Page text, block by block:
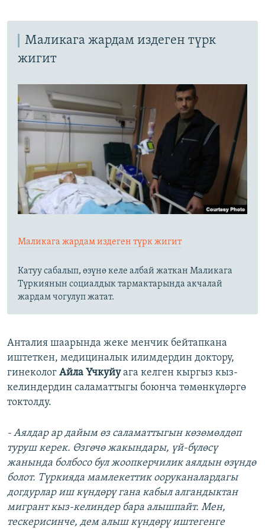
Маликага жардам издеген түрк
жигит
Маликага жардам издеген түрк жигит
Катуу сабалып, өзүнө келе албай жаткан Маликага
Түркиянын социалдык тармактарында акчалай
жардам чогулуп жатат.
Анталия шаарында жеке менчик бейтапкана
иштеткен, медициналык илимдердин доктору,
гинеколог Айла Үчкуйуага келген кыргыз кыз-
келиндердин саламаттыгы боюнча төмөнкүлөргө
токтолду.
- Аялдар ар дайым өз саламаттыгын көзөмөлдөп
туруш керек. Өзгөчө жакындары, үй-бүлөсү
жанында болбосо бул жоопкерчилик аялдын өзүндө
болот. Түркияда мамлекеттик ооруканалардагы
догдурлар иш күндөрү гана кабыл алгандыктан
мигрант кыз-келиндер бара алышпайт. Мен,
тескерисинче, дем алыш күндөрү иштегенге